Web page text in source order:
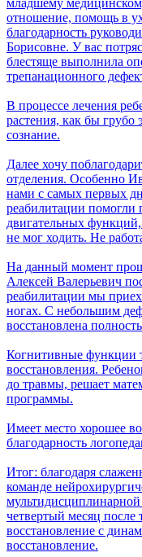
отношение, помощь в
благодарность
Борисовне. У вас
блестяще выполнила
трепанационного
В процессе лечения
растения, как бы грубо
сознание.
Далее хочу
отделения. Особенно
нами с самых первых
реабилитации помогли
двигательных
не мог ходить. Не
На данный момент
Алексей Валерьевич
реабилитации мы
ногах. С небольшим
восстановлена
Когнитивные функции
восстановления.
до травмы, решает
программы.
Имеет место хорошее
благодарность
Итог: благодаря
команде
четвертый месяц
восстановление с
восстановление.